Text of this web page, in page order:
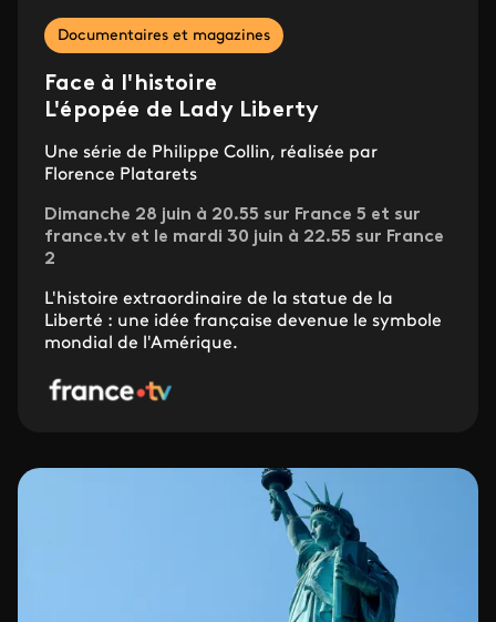
Documentaires et magazines
Face à l'histoire
L'épopée de Lady Liberty
Une série de Philippe Collin, réalisée par
Florence Platarets
Dimanche 28 juin à 20.55 sur France 5 et sur
france.tv et le mardi 30 juin à 22.55 sur France
2
L'histoire extraordinaire de la statue de la
Liberté : une idée française devenue le symbole
mondial de l'Amérique.